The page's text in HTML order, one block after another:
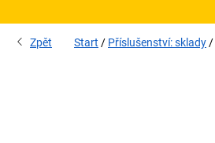
Zpět Start Příslušenství: sklady